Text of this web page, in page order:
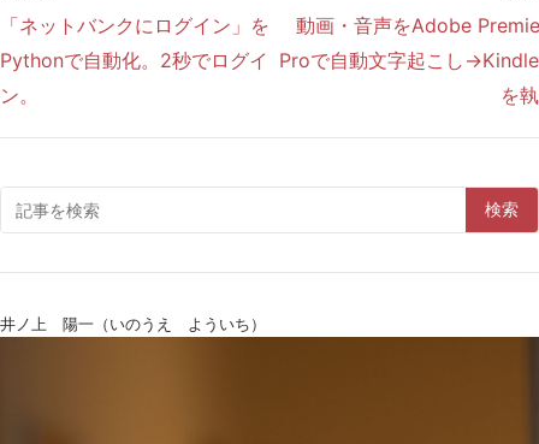
「ネットバンクにログイン」を
Pythonで自動化。2秒でログイ
ン。
動画・音声をAdobe
Proで自動文字起こし
を
検索
井ノ上 陽一（いのうえ よういち）